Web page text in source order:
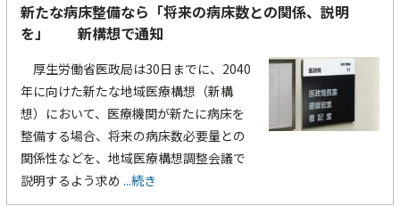
新たな病床整備なら「将来の病床数との関係、説明
を」 新構想で通知
厚生労働省医政局は30日までに、2040
年に向けた新たな地域医療構想（新構
想）において、医療機関が新たに病床を
整備する場合、将来の病床数必要量との
関係性などを、地域医療構想調整会議で
説明するよう求め ...続き